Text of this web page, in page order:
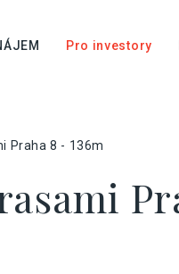
Pro investory
Praha 8 - 136m